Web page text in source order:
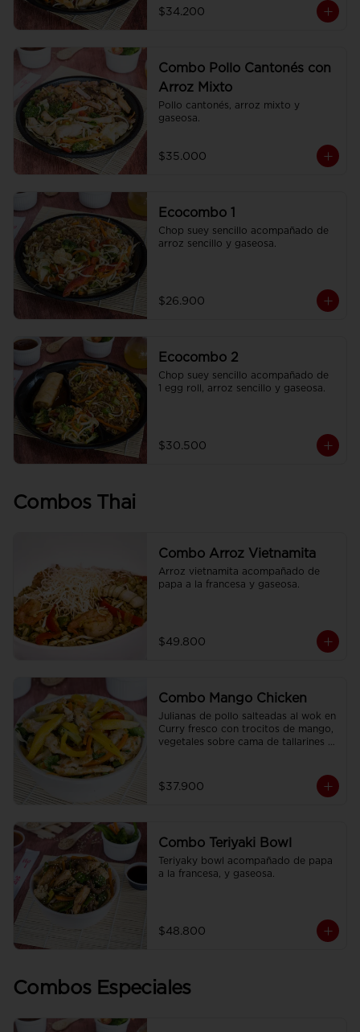
$34.200
Combo Pollo Cantonés con
Arroz Mixto
Pollo cantonés, arroz mixto y
gaseosa.
$35.000
Ecocombo 1
Chop suey sencillo acompañado de
arroz sencillo y gaseosa.
$26.900
Ecocombo 2
Chop suey sencillo acompañado de
1 egg roll, arroz sencillo y gaseosa.
$30.500
Combos Thai
Combo Arroz Vietnamita
Arroz vietnamita acompañado de
papa a la francesa y gaseosa.
$49.800
Combo Mango Chicken
Julianas de pollo salteadas al wok en
Curry fresco con trocitos de mango,
vegetales sobre cama de tallarines
$37.900
Combo Teriyaki Bowl
Teriyaky bowl acompañado de papa
a la francesa, y gaseosa.
$48.800
Combos Especiales